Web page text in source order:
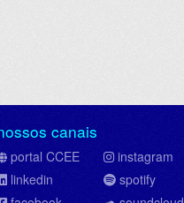
canais
portal CCEE
linkedin
instagram
spotify